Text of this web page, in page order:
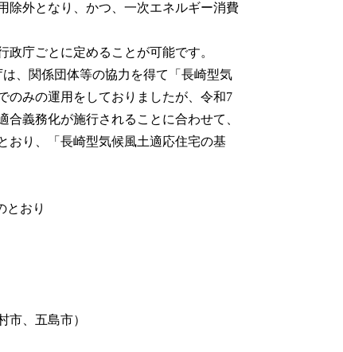
除外となり、かつ、一次エネルギー消費
庁ごとに定めることが可能です。
、関係団体等の協力を得て「長崎型気
のみの運用をしておりましたが、令和7
義務化が施行されることに合わせて、
おり、「長崎型気候風土適応住宅の基
とおり
市、五島市）